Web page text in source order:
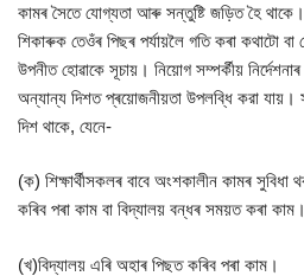
কামৰ সৈতে যোগ্যতা আৰু সন্তুষ্টি জড়িত হৈ
শিকাৰুক তেওঁৰ পিছৰ পৰ্যায়লৈ গতি কৰা কথাটো
উপনীত হোৱাকে সূচায়। নিয়োগ সম্পৰ্কীয়
অন্যান্য দিশত প্ৰয়োজনীয়তা উপলব্ধি করা যায়।
দিশ থাকে, যেনে-
(ক) শিক্ষাৰ্থীসকলৰ বাবে অংশকালীন কামৰ
কৰিব পৰা কাম বা বিদ্যালয় বন্ধৰ সময়ত কৰা কাম।
(খ)বিদ্যালয় এৰি অহাৰ পিছত কৰিব পৰা কাম।